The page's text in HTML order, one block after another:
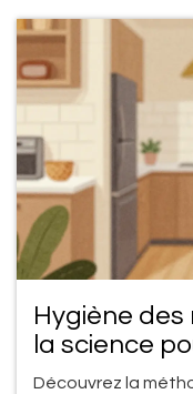
Hygiène des
la science
infections à
Découvrez la